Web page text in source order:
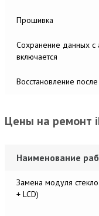
Прошивка
Сохранение данных с
включается
Восстановление после
Цены на ремонт
Наименование
Замена модуля
+ LCD)